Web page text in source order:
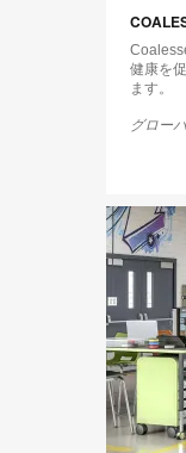
健康を
ます。
グロー